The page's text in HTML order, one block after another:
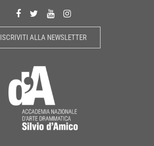
ISCRIVITI ALLA NEWSLETTER